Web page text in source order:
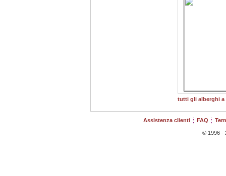
tutti gli alberghi a
Assistenza clienti FAQ
© 1996 -